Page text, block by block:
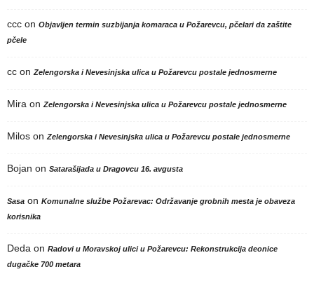
ccc on Objavljen termin suzbijanja komaraca u Požarevcu, pčelari da zaštite
pčele
cc on Zelengorska i Nevesinjska ulica u Požarevcu postale jednosmerne
Mira on Zelengorska i Nevesinjska ulica u Požarevcu postale jednosmerne
Milos on Zelengorska i Nevesinjska ulica u Požarevcu postale jednosmerne
Bojan on Satarašijada u Dragovcu 16. avgusta
Sasa on Komunalne službe Požarevac: Održavanje grobnih mesta je obaveza
korisnika
Deda on Radovi u Moravskoj ulici u Požarevcu: Rekonstrukcija deonice
dugačke 700 metara